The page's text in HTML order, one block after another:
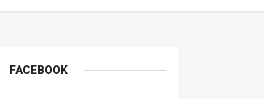
FACEBOOK